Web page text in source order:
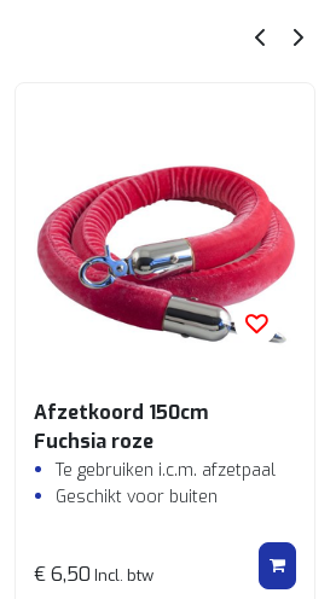
Afzetkoord 150cm
Fuchsia roze
Te gebruiken i.c.m. afzetpaal
Geschikt voor buiten
€ 6,50 Incl. btw